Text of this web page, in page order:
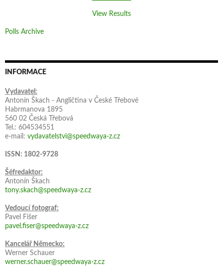
View Results
Polls Archive
INFORMACE
Vydavatel:
Antonín Škach - Angličtina v České Třebové
Habrmanova 1895
560 02 Česká Třebová
Tel.: 604534551
e-mail: vydavatelstvi@speedwaya-z.cz
ISSN: 1802-9728
Šéfredaktor:
Antonín Škach
tony.skach@speedwaya-z.cz
Vedoucí fotograf:
Pavel Fišer
pavel.fiser@speedwaya-z.cz
Kancelář Německo:
Werner Schauer
werner.schauer@speedwaya-z.cz